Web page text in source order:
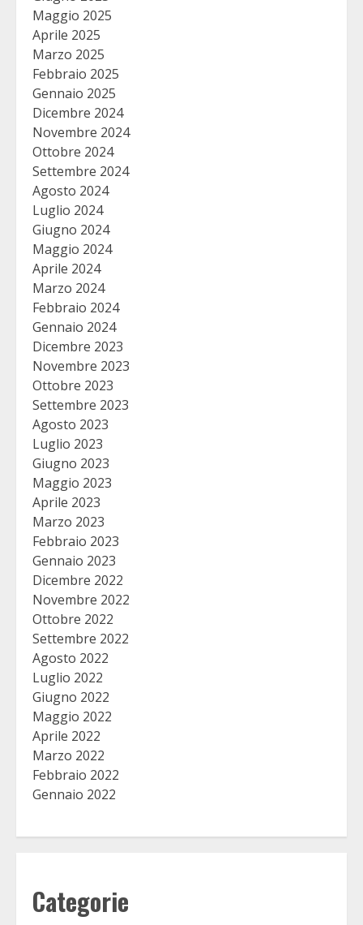
Maggio 2025
Aprile 2025
Marzo 2025
Febbraio 2025
Gennaio 2025
Dicembre 2024
Novembre 2024
Ottobre 2024
Settembre 2024
Agosto 2024
Luglio 2024
Giugno 2024
Maggio 2024
Aprile 2024
Marzo 2024
Febbraio 2024
Gennaio 2024
Dicembre 2023
Novembre 2023
Ottobre 2023
Settembre 2023
Agosto 2023
Luglio 2023
Giugno 2023
Maggio 2023
Aprile 2023
Marzo 2023
Febbraio 2023
Gennaio 2023
Dicembre 2022
Novembre 2022
Ottobre 2022
Settembre 2022
Agosto 2022
Luglio 2022
Giugno 2022
Maggio 2022
Aprile 2022
Marzo 2022
Febbraio 2022
Gennaio 2022
Categorie